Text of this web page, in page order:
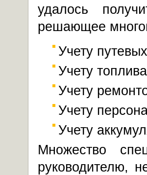
удалось
решающее
Учету
Учету топлива
Учету
Учету
Учету
Множество
руководителю,